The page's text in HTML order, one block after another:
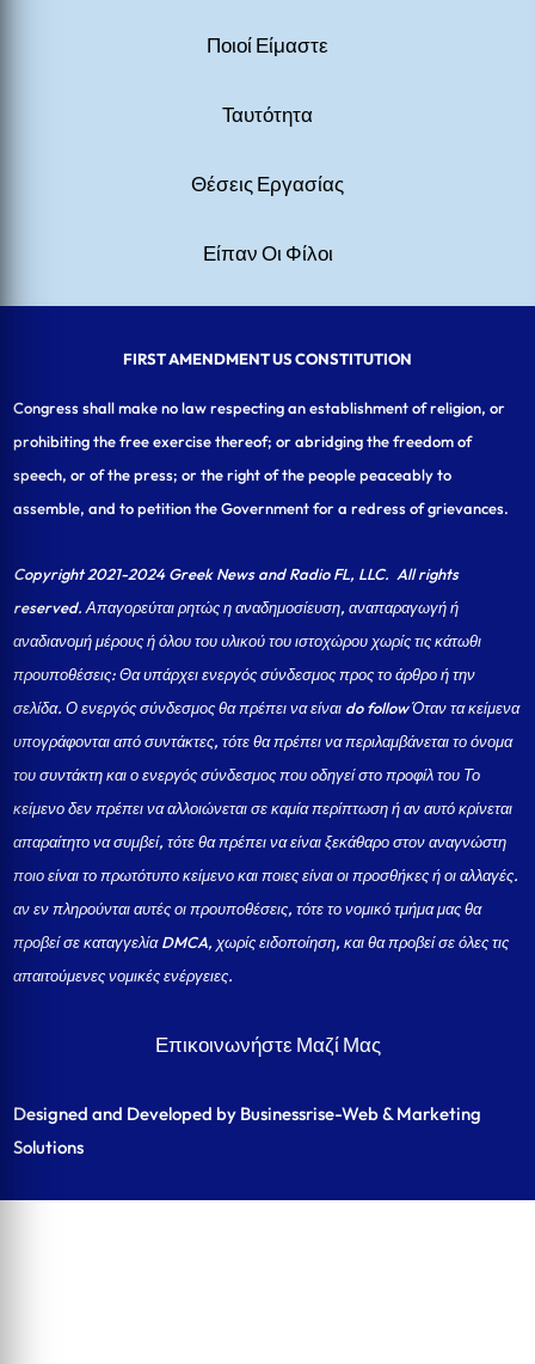
Ποιοί Είμαστε
Ταυτότητα
Θέσεις Εργασίας
Είπαν Οι Φίλοι
FIRST AMENDMENT US CONSTITUTION
Congress shall make no law respecting an establishment of religion, or
prohibiting the free exercise thereof; or abridging the freedom of
speech, or of the press; or the right of the people peaceably to
assemble, and to petition the Government for a redress of grievances.
Copyright 2021-2024 Greek News and Radio FL, LLC. All rights
reserved. Απαγορεύται ρητώς η αναδημοσίευση, αναπαραγωγή ή
αναδιανομή μέρους ή όλου του υλικού του ιστοχώρου χωρίς τις κάτωθι
προυποθέσεις: Θα υπάρχει ενεργός σύνδεσμος προς το άρθρο ή την
σελίδα.Ο ενεργός σύνδεσμος θα πρέπει να είναι do follow Όταν τα κείμενα
υπογράφονται από συντάκτες, τότε θα πρέπει να περιλαμβάνεται το όνομα
του συντάκτη και ο ενεργός σύνδεσμος που οδηγεί στο προφίλ του Το
κείμενο δεν πρέπει να αλλοιώνεται σε καμία περίπτωση ή αν αυτό κρίνεται
απαραίτητο να συμβεί, τότε θα πρέπει να είναι ξεκάθαρο στον αναγνώστη
ποιο είναι το πρωτότυπο κείμενο και ποιες είναι οι προσθήκες ή οι αλλαγές.
αν εν πληρούνται αυτές οι προυποθέσεις, τότε το νομικό τμήμα μας θα
προβεί σε καταγγελία DMCA, χωρίς ειδοποίηση, και θα προβεί σε όλες τις
απαιτούμενες νομικές ενέργειες.
Επικοινωνήστε Μαζί Μας
Designed and Developed by Businessrise-Web & Marketing
Solutions